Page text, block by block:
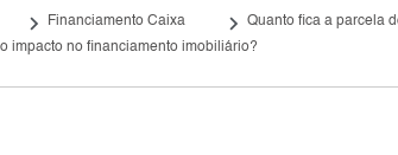
keyboard_arrow_right Financiamento Caixa keyboard_arrow_right Quanto fica a parcela
impacto no financiamento imobiliário?